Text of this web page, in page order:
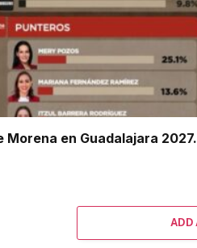
en Guadalajara 2027.
ADD